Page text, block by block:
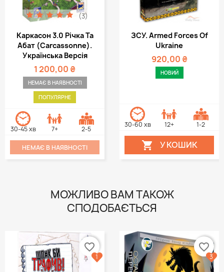
Каркасон 3.0 Річка Та
Абат (Carcassonne).
Українська Версія
1 200,00 ₴
(3)
НЕМАЄ В НАЯВНОСТІ
ПОПУЛЯРНЕ
30-45 хв 7+ 2-5
НЕМАЄ В НАЯВНОСТІ
ЗСУ. Armed Forces Of
Ukraine
920,00 ₴
НОВИЙ
30-60 хв 12+ 1-2
 У КОШИК
МОЖЛИВО ВАМ ТАКОЖ
СПОДОБАЄТЬСЯ
favorite_border
1
favorite_border
3